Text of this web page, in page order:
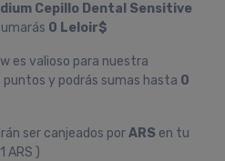
Cepillo Dental Sensitive
0 Leloir$
es valioso para nuestra
y podrás sumas hasta 0
ser canjeados porARS en tu
ARS )